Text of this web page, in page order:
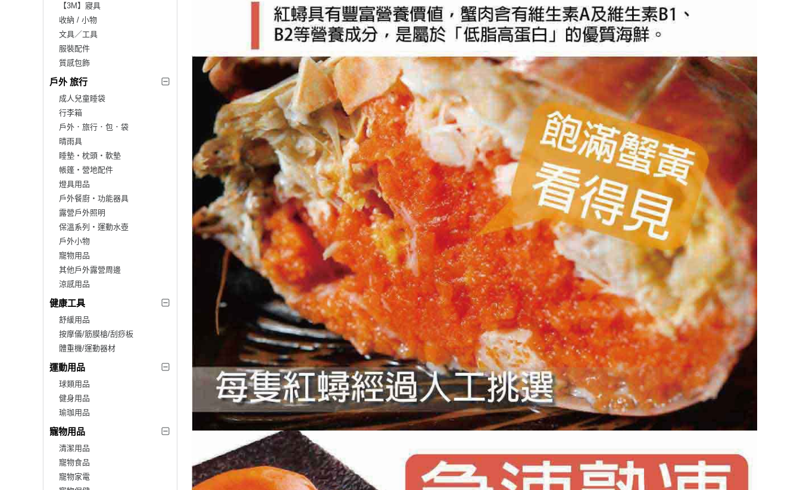
【3M】寢具
收納 / 小物
文具／工具
服裝配件
質感包飾
戶外 旅行
成人兒童睡袋
行李箱
戶外．旅行．包．袋
晴雨具
睡墊‧枕頭‧軟墊
帳篷‧營地配件
燈具用品
戶外餐廚‧功能器具
露營戶外照明
保溫系列‧運動水壺
戶外小物
寵物用品
其他戶外露營周邊
涼感用品
健康工具
舒緩用品
按摩儀/筋膜槍/刮痧板
體重機/運動器材
運動用品
球類用品
健身用品
瑜珈用品
寵物用品
清潔用品
寵物食品
寵物家電